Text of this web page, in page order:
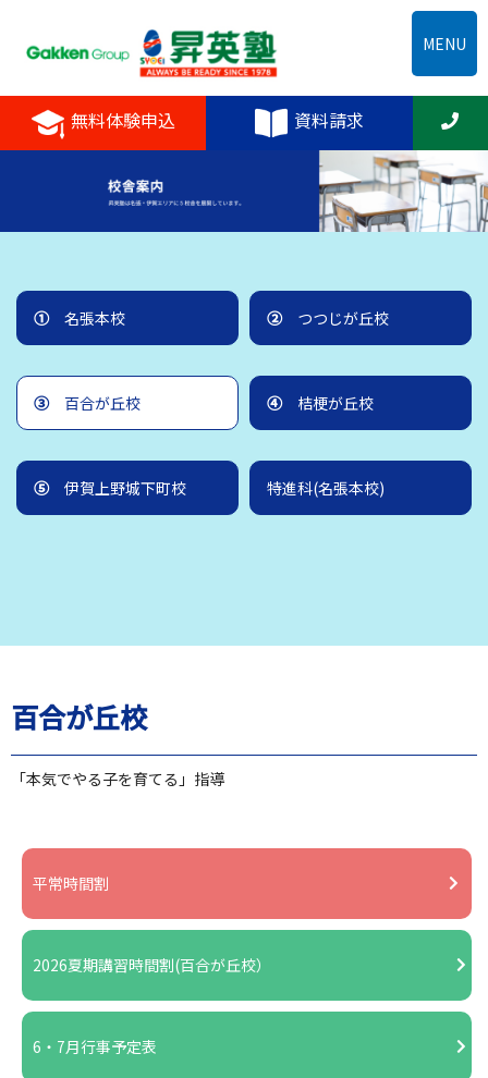
無料体験申込 資料請求
MENU
①名張本校 ②つつじが丘校
③百合が丘校 ④桔梗が丘校
⑤伊賀上野城下町校 特進科(名張本校)
百合が丘校
「本気でやる子を育てる」指導
平常時間割
2026夏期講習時間割(百合が丘校）
6・7月行事予定表